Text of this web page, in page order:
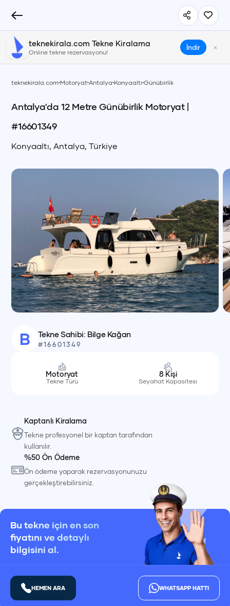
teknekirala.com Tekne Kiralama
Online tekne rezervasyonu!
İndir ×
teknekirala.com Motoryat Antalya Konyaaltı Günübirlik
Antalya'da 12 Metre Günübirlik Motoryat|
#16601349
Konyaaltı,Antalya,Türkiye
B Tekne Sahibi: Bilge Kağan
#16601349
Motoryat
Tekne Türü
8 Kişi
Seyahat Kapasitesi
Kaptanlı Kiralama
Tekne profesyonel bir kaptan tarafından
kullanılır.
%50 Ön Ödeme
Ön ödeme yaparak rezervasyonunuzu
gerçekleştirebilirsiniz.
Bu tekne için en son
fiyatını ve detaylı
bilgisini al.
HEMEN ARA WHATSAPP HATTI